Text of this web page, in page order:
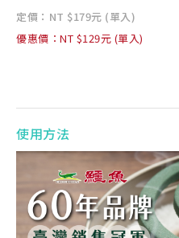
定價：NT $179元 (單入)
優惠價：NT $129元 (單入)
使用方法